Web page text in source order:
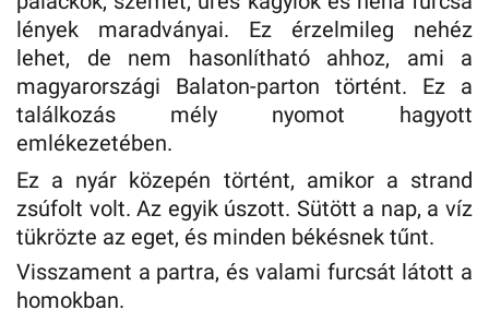
lények maradványai. Ez érzelmileg nehéz
lehet, de nem hasonlítható ahhoz, ami a
magyarországi Balaton-parton történt. Ez a
találkozás mély nyomot hagyott
emlékezetében.
Ez a nyár közepén történt, amikor a strand
zsúfolt volt. Az egyik úszott. Sütött a nap, a víz
tükrözte az eget, és minden békésnek tűnt.
Visszament a partra, és valami furcsát látott a
homokban.